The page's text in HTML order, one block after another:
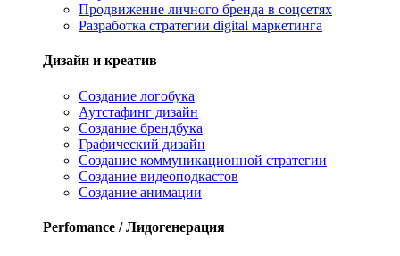
Продвижение личного бренда в соцсетях
Разработка стратегии digital маркетинга
Дизайн и креатив
Создание логобука
Аутстафинг дизайн
Создание брендбука
Графический дизайн
Создание коммуникационной стратегии
Создание видеоподкастов
Создание анимации
Perfomance / Лидогенерация